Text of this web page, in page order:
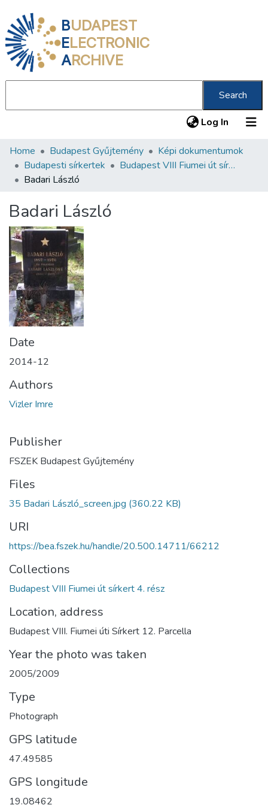
BUDAPEST
ELECTRONIC
ARCHIVE
Search
Log In (current)
Communities & Collections
All of DSpace
About us
Home Budapest Gyűjtemény
Képi dokumentumok
Budapesti sírkertek
Budapest VIII Fiumei út sírkert 4. rész
Badari László
Badari László
Date
2014-12
Authors
Vizler Imre
Publisher
FSZEK Budapest Gyűjtemény
Files
35 Badari László_screen.jpg (360.22 KB)
URI
https://bea.fszek.hu/handle/20.500.14711/66212
Collections
Budapest VIII Fiumei út sírkert 4. rész
Location, address
Budapest VIII. Fiumei úti Sírkert 12. Parcella
Year the photo was taken
2005/2009
Type
Photograph
GPS latitude
47.49585
GPS longitude
19.08462